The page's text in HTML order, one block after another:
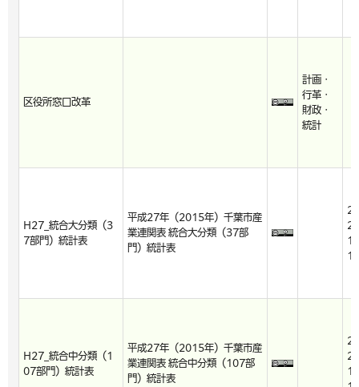
区役所窓口改革
計画・
行革・
財政・
統計
H27_統合大分類（3
7部門）統計表
平成27年（2015年）千葉市産
業連関表 統合大分類（37部
門）統計表
20
14
H27_統合中分類（1
07部門）統計表
平成27年（2015年）千葉市産
業連関表 統合中分類（107部
門）統計表
20